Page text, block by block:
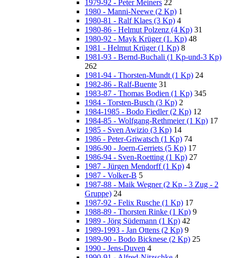
1979-92 - Peter Meiners 22
1980 - Manni-Neewe (2 Kp) 1
1980-81 - Ralf Klaes (3 Kp) 4
1980-86 - Helmut Polzenz (4 Kp) 31
1980-92 - Mayk Krüger (1. Kp) 48
1981 - Helmut Krüger (1 Kp) 8
1981-93 - Bernd-Buchali (1 Kp-und-3 Kp)
262
1981-94 - Thorsten-Mundt (1 Kp) 24
1982-86 - Ralf-Buente 31
1983-87 - Thomas Bodien (1 Kp) 345
1984 - Torsten-Busch (3 Kp) 2
1984-1985 - Bodo Fiedler (2 Kp) 12
1984-85 - Wolfgang-Rethmeier (1 Kp) 17
1985 - Sven Awizio (3 Kp) 14
1986 - Peter-Griwatsch (1 Kp) 74
1986-90 - Joern-Gerriets (5 Kp) 17
1986-94 - Sven-Roetting (1 Kp) 27
1987 - Jürgen Mendorff (1 Kp) 4
1987 - Volker-B 5
1987-88 - Maik Wegner (2 Kp - 3 Zug - 2
Gruppe) 24
1987-92 - Felix Rusche (1 Kp) 17
1988-89 - Thorsten Rinke (1 Kp) 9
1989 - Jörg Südemann (1 Kp) 42
1989-1993 - Jan Ottens (2 Kp) 9
1989-90 - Bodo Bicknese (2 Kp) 25
1990 - Jens-Duven 4